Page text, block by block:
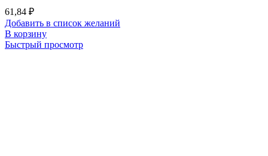
61,84 ₽
Добавить в список желаний
В корзину
Быстрый просмотр